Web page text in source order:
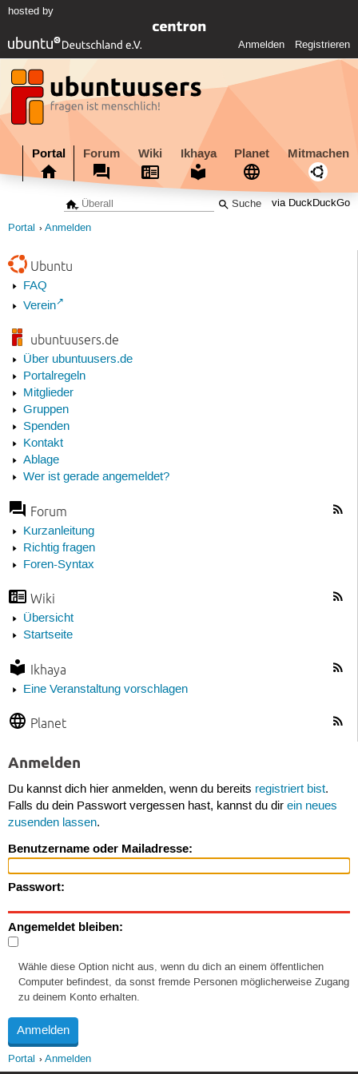
hosted by
Anmelden Registrieren
Portal Forum Wiki Ikhaya Planet Mitmachen
via DuckDuckGo
Portal Anmelden
Ubuntu
FAQ
Verein
ubuntuusers.de
Über ubuntuusers.de
Portalregeln
Mitglieder
Gruppen
Spenden
Kontakt
Ablage
Wer ist gerade angemeldet?
Forum
Kurzanleitung
Richtig fragen
Foren-Syntax
Wiki
Übersicht
Startseite
Ikhaya
Eine Veranstaltung vorschlagen
Planet
Anmelden
Du kannst dich hier anmelden, wenn du bereits registriert bist.
Falls du dein Passwort vergessen hast, kannst du dir ein neues
zusenden lassen.
Benutzername oder Mailadresse:
Passwort:
Angemeldet bleiben:
Wähle diese Option nicht aus, wenn du dich an einem öffentlichen
Computer befindest, da sonst fremde Personen möglicherweise Zugang
zu deinem Konto erhalten.
Portal Anmelden